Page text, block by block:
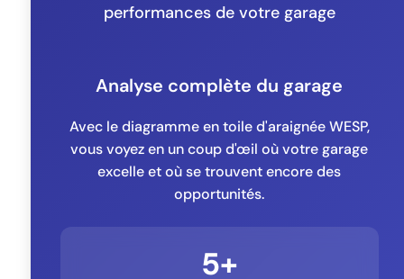
performances de votre garage
Analyse complète du garage
Avec le diagramme en toile d'araignée WESP,
vous voyez en un coup d'œil où votre garage
excelle et où se trouvent encore des
opportunités.
5+